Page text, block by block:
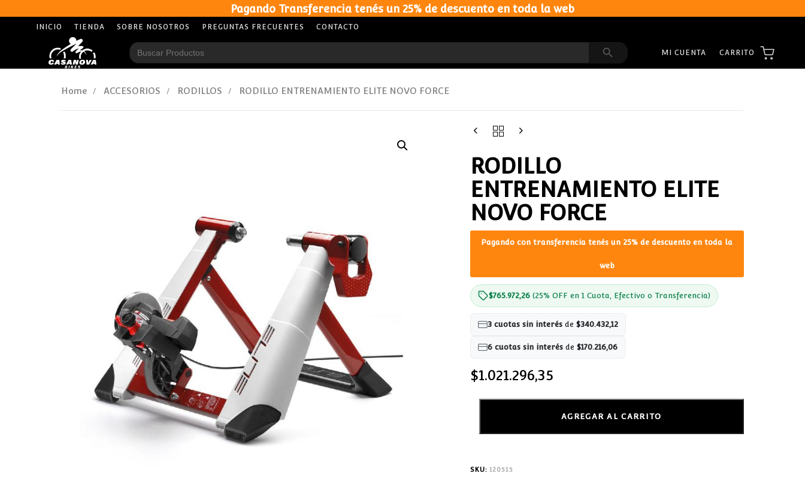
Pagando Transferencia tenés un 25% de descuento en toda la web
INICIO TIENDA SOBRE NOSOTROS PREGUNTAS FRECUENTES CONTACTO
Search
for:
Search Button
MI CUENTA CARRITO
Home ACCESORIOS RODILLOS RODILLO ENTRENAMIENTO ELITE NOVO FORCE
RODILLO
ENTRENAMIENTO ELITE
NOVO FORCE
$765.972,26(25% OFF en 1 Cuota, Efectivo o Transferencia)
3 cuotas sin interésde $340.432,12
6 cuotas sin interésde $170.216,06
$1.021.296,35
AGREGAR AL CARRITO
SKU: 120515